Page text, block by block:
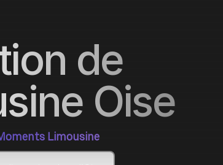
de
Oise
Limousine